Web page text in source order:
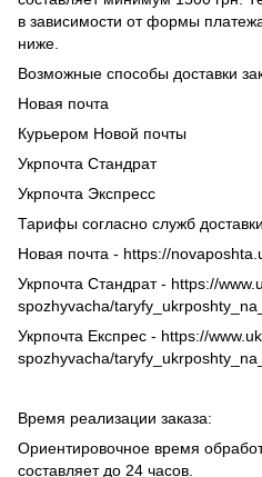
в зависимости от формы
ниже.
Возможные способы доставки
Новая почта
Курьером Новой почты
Укрпочта Стандрат
Укрпочта Экспресс
Тарифы согласно служб
Новая почта - https://
Укрпочта Стандрат - https://
spozhyvacha/
Укрпочта Експрес - https://
spozhyvacha/
Время реализации заказа:
Ориентировочное время
составляет до 24 часов.